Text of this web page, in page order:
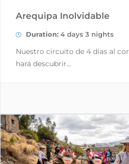
Arequipa Inolvidable
Duration: 4 days 3 nights
Nuestro circuito de 4 días al
hará descubrir...